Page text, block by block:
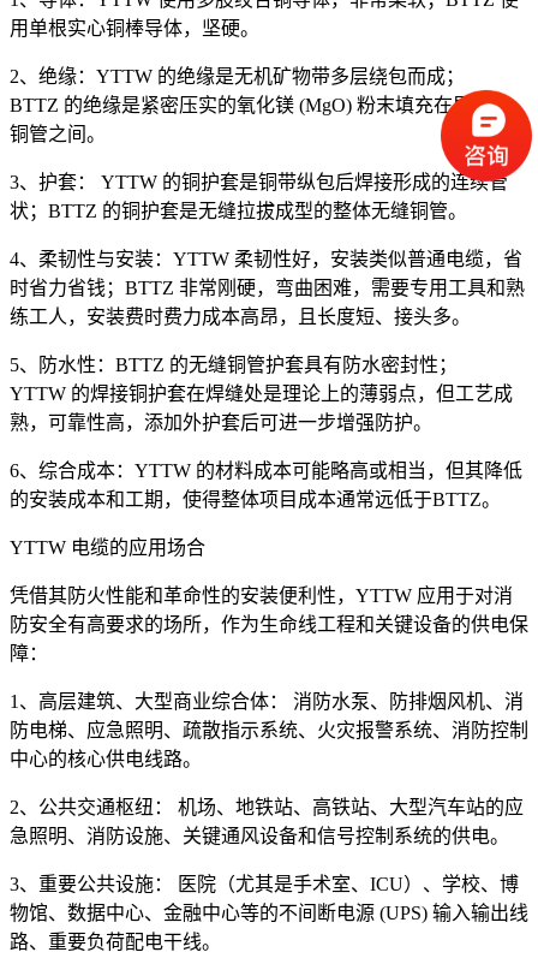
用单根实心铜棒导体，坚硬。
2、绝缘：YTTW 的绝缘是无机矿物带多层绕包而成；
BTTZ 的绝缘是紧密压实的氧化镁 (MgO) 粉末填充在导体和
铜管之间。
3、护套： YTTW 的铜护套是铜带纵包后焊接形成的连续管
状；BTTZ 的铜护套是无缝拉拔成型的整体无缝铜管。
4、柔韧性与安装：YTTW 柔韧性好，安装类似普通电缆，省
时省力省钱；BTTZ 非常刚硬，弯曲困难，需要专用工具和熟
练工人，安装费时费力成本高昂，且长度短、接头多。
5、防水性：BTTZ 的无缝铜管护套具有防水密封性；
YTTW 的焊接铜护套在焊缝处是理论上的薄弱点，但工艺成
熟，可靠性高，添加外护套后可进一步增强防护。
6、综合成本：YTTW 的材料成本可能略高或相当，但其降低
的安装成本和工期，使得整体项目成本通常远低于BTTZ。
YTTW 电缆的应用场合
凭借其防火性能和革命性的安装便利性，YTTW 应用于对消
防安全有高要求的场所，作为生命线工程和关键设备的供电保
障：
1、高层建筑、大型商业综合体： 消防水泵、防排烟风机、消
防电梯、应急照明、疏散指示系统、火灾报警系统、消防控制
中心的核心供电线路。
2、公共交通枢纽： 机场、地铁站、高铁站、大型汽车站的应
急照明、消防设施、关键通风设备和信号控制系统的供电。
3、重要公共设施： 医院（尤其是手术室、ICU）、学校、博
物馆、数据中心、金融中心等的不间断电源 (UPS) 输入输出线
路、重要负荷配电干线。